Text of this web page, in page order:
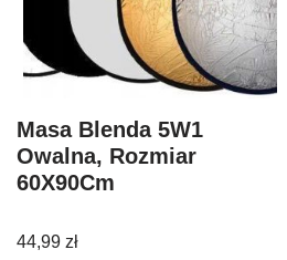
Masa Blenda 5W1
Owalna, Rozmiar
60X90Cm
44,99zł